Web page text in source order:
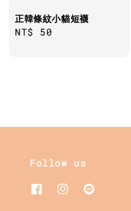
正韓條紋小貓短襪
Regular
NT$ 50
Follow us